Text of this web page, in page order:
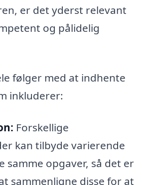
er det yderst relevant
og pålidelig
følger med at indhente
inkluderer:
Forskellige
kan tilbyde varierende
samme opgaver, så det er
sammenligne disse for at